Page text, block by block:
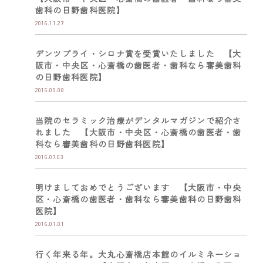
歯科の日野歯科医院】
2016.11.27
デンツプライ・シロナ賞を受賞いたしました 【大
阪市・中央区・心斎橋の歯医者・歯科なら審美歯科
の日野歯科医院】
2016.09.08
当院のセラミック治療がデンタルマガジンで紹介さ
れました 【大阪市・中央区・心斎橋の歯医者・歯
科なら審美歯科の日野歯科医院】
2016.07.03
明けましておめでとうございます 【大阪市・中央
区・心斎橋の歯医者・歯科なら審美歯科の日野歯科
医院】
2016.01.01
行く年来る年。大丸心斎橋店本館のイルミネーショ